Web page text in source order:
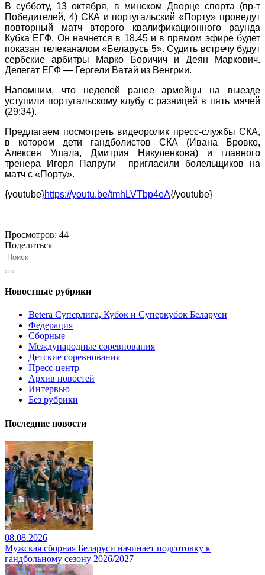
В субботу, 13 октября, в минском Дворце спорта (пр-т
Победителей, 4) СКА и португальский «Порту» проведут
повторный матч второго квалификационного раунда
Кубка ЕГФ. Он начнется в 18.45 и в прямом эфире будет
показан телеканалом «Беларусь 5». Судить встречу будут
сербские арбитры Марко Боричич и Деян Маркович.
Делегат ЕГФ — Гергели Ватай из Венгрии.
Напомним, что неделей ранее армейцы на выезде
уступили португальскому клубу с разницей в пять мячей
(29:34).
Предлагаем посмотреть видеоролик пресс-службы СКА,
в котором дети гандболистов СКА (Ивана Бровко,
Алексея Ушала, Дмитрия Никуленкова) и главного
тренера Игоря Папруги пригласили болельщиков на
матч с «Порту».
{youtube}https://youtu.be/tmhLVTbp4eA{/youtube}
Просмотров: 44
Поделиться
Новостные рубрики
Betera Суперлига, Кубок и Суперкубок Беларуси
Федерация
Сборные
Международные соревнования
Детские соревнования
Пресс-центр
Архив новостей
Интервью
Без рубрики
Последние новости
08.08.2026
Мужская сборная Беларуси начинает подготовку к
гандбольному сезону 2026/2027